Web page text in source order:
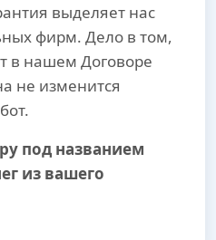
выделяет нас
фирм. Дело в том,
в нашем Договоре
не изменится
под названием
из вашего